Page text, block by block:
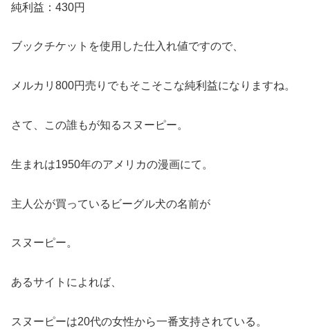
純利益：430円
ブックチケットを使用した仕入れ値ですので、
メルカリ800円売りでもそこそこな純利益になりますね。
さて、この誰もが知るスヌーピー。
生まれは1950年のアメリカの漫画にて。
主人公が買っているビーグル犬の名前が
スヌーピー。
あるサイトによれば、
スヌーピーは20代の女性から一番支持されている。